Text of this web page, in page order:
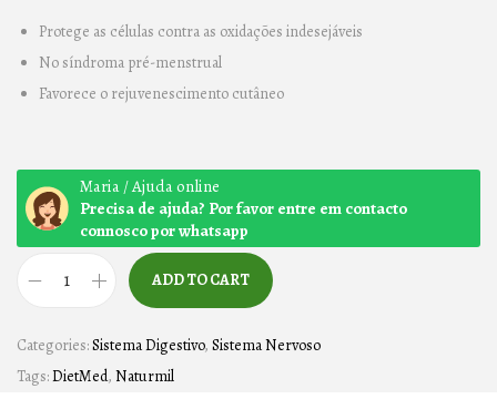
Protege as células contra as oxidações indesejáveis
No síndroma pré-menstrual
Favorece o rejuvenescimento cutâneo
Maria / Ajuda online
Precisa de ajuda? Por favor entre em contacto
connosco por whatsapp
B
R
R
ADD TO CART
Categories:Sistema Digestivo, Sistema Nervoso
Tags:DietMed, Naturmil